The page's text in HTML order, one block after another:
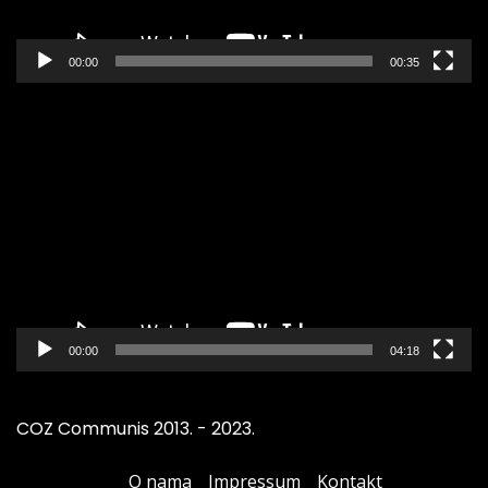
00:00 00:35
00:00 04:18
COZ Communis 2013. - 2023.
O nama Impressum Kontakt